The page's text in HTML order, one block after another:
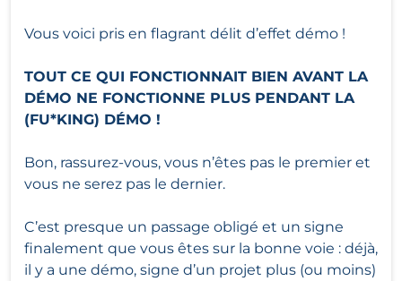
Vous voici pris en flagrant délit d’effet démo !
TOUT CE QUI FONCTIONNAIT BIEN AVANT LA
DÉMO NE FONCTIONNE PLUS PENDANT LA
(FU*KING) DÉMO !
Bon, rassurez-vous, vous n’êtes pas le premier et
vous ne serez pas le dernier.
C’est presque un passage obligé et un signe
finalement que vous êtes sur la bonne voie : déjà,
il y a une démo, signe d’un projet plus (ou moins)